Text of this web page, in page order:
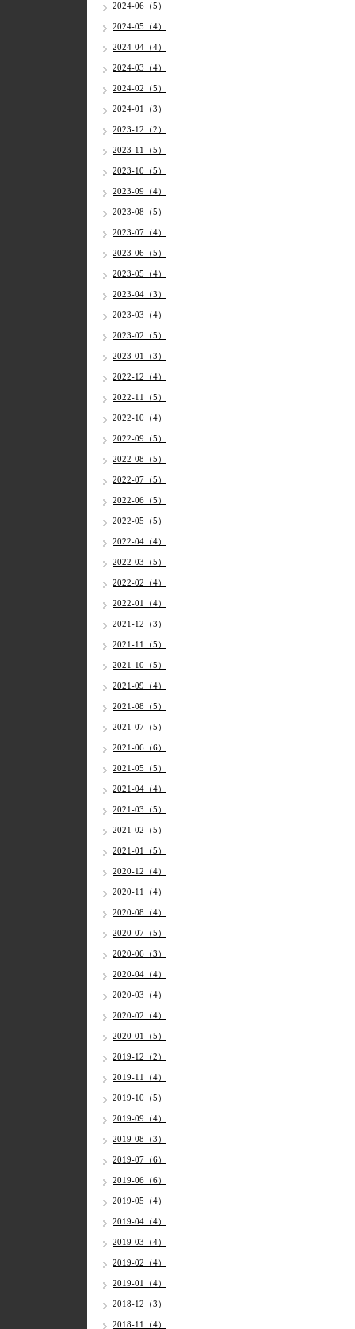
2024-06（5）
2024-05（4）
2024-04（4）
2024-03（4）
2024-02（5）
2024-01（3）
2023-12（2）
2023-11（5）
2023-10（5）
2023-09（4）
2023-08（5）
2023-07（4）
2023-06（5）
2023-05（4）
2023-04（3）
2023-03（4）
2023-02（5）
2023-01（3）
2022-12（4）
2022-11（5）
2022-10（4）
2022-09（5）
2022-08（5）
2022-07（5）
2022-06（5）
2022-05（5）
2022-04（4）
2022-03（5）
2022-02（4）
2022-01（4）
2021-12（3）
2021-11（5）
2021-10（5）
2021-09（4）
2021-08（5）
2021-07（5）
2021-06（6）
2021-05（5）
2021-04（4）
2021-03（5）
2021-02（5）
2021-01（5）
2020-12（4）
2020-11（4）
2020-08（4）
2020-07（5）
2020-06（3）
2020-04（4）
2020-03（4）
2020-02（4）
2020-01（5）
2019-12（2）
2019-11（4）
2019-10（5）
2019-09（4）
2019-08（3）
2019-07（6）
2019-06（6）
2019-05（4）
2019-04（4）
2019-03（4）
2019-02（4）
2019-01（4）
2018-12（3）
2018-11（4）